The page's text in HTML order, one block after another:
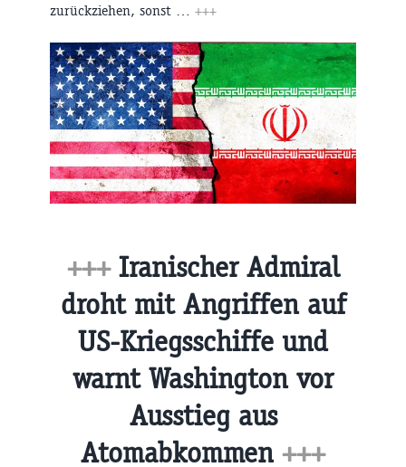
zurückziehen, sonst … +++
+++ Iranischer Admiral
droht mit Angriffen auf
US-Kriegsschiffe und
warnt Washington vor
Ausstieg aus
Atomabkommen +++